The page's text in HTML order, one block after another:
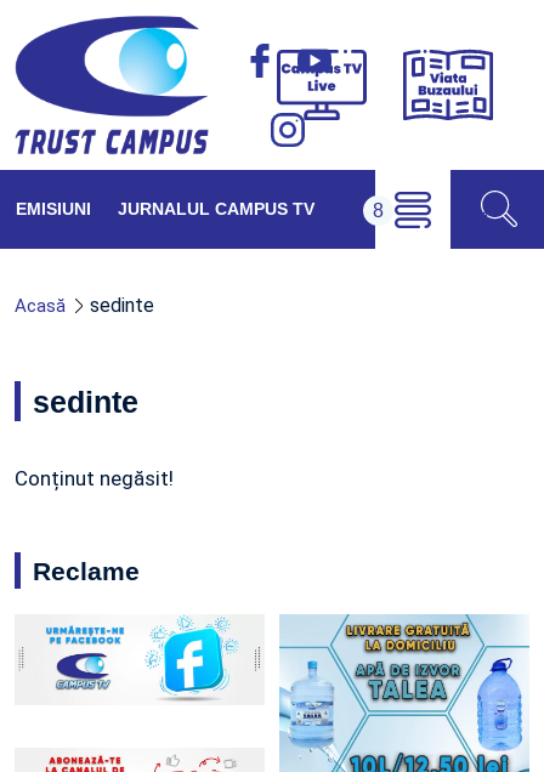
Campus
Viața
EMISIUNI JURNALUL CAMPUS TV
Acasă sedinte
sedinte
Conținut negăsit!
Reclame